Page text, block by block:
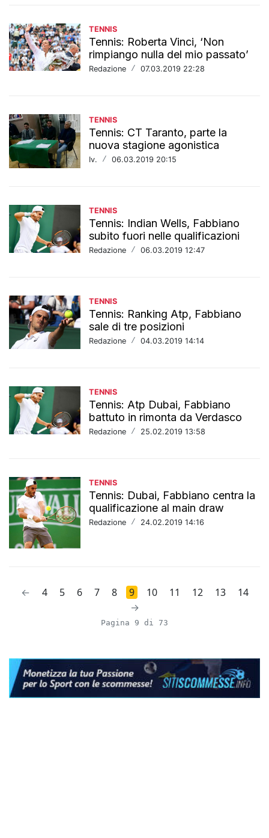
TENNIS
Tennis: Roberta Vinci, ‘Non
rimpiango nulla del mio passato’
Redazione / 07.03.2019 22:28
TENNIS
Tennis: CT Taranto, parte la
nuova stagione agonistica
Iv. / 06.03.2019 20:15
TENNIS
Tennis: Indian Wells, Fabbiano
subito fuori nelle qualificazioni
Redazione / 06.03.2019 12:47
TENNIS
Tennis: Ranking Atp, Fabbiano
sale di tre posizioni
Redazione / 04.03.2019 14:14
TENNIS
Tennis: Atp Dubai, Fabbiano
battuto in rimonta da Verdasco
Redazione / 25.02.2019 13:58
TENNIS
Tennis: Dubai, Fabbiano centra la
qualificazione al main draw
Redazione / 24.02.2019 14:16
← 4 5 6 7 8 9 10 11 12 13
14
→
Pagina 9 di 73